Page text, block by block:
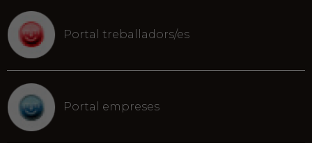
Portal treballadors/es
Portal empreses